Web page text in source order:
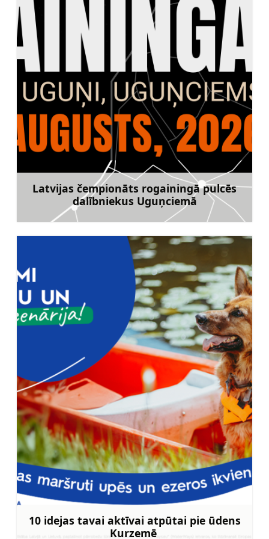
Latvijas čempionāts rogainingā pulcēs
dalībniekus Uguņciemā
Uzzināt vairāk
10 idejas tavai aktīvai atpūtai pie ūdens
Kurzemē